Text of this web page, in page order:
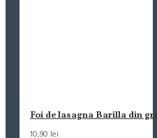
Foi de lasagna Barilla din
10,90 lei